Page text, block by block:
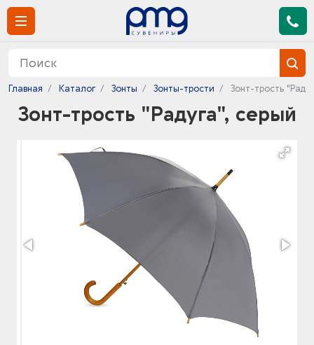
Главная Каталог Зонты Зонты-трости Зонт-трость
Зонт-трость "Радуга", серый